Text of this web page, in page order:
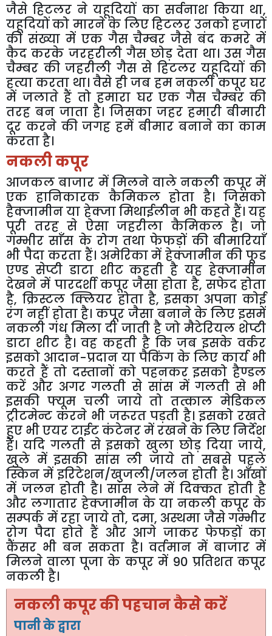
जैसे हिटलर ने यहूदियों का सर्वनाश किया था,
यहूदियोंको मारनेके लिएहिटलर उनकोहजारों
की संख्या में एक गैस चैम्बर जैसे बंद कमरे में
कैद करके जरहरीली गैस छोड़ देता था। उस गैस
चैम्बर की जहरीली गैस से हिटलर यहूदियों की
हत्याकरता था। वैसे हीजब हमनकलीकपूरघर
में जलाते हैं तो हमारा घर एक गैस चैम्बर की
तरह बन जाता है। जिसका जहर हमारी बीमारी
दूर करने की जगह हमें बीमार बनाने का काम
करताहै।
नकलीकपूर
आजकल बाजार में मिलने वाले नकली कपूर में
एक हानिकारक कैमिकल होता है। जिसको
हैक्जामीनया हेक्जामिथाईलीन भीकहते हैं। यह
पूरी तरह से ऐसा जहरीला कैमिकल है। जो
गम्भीर साँस के रोग तथा फेफड़ों की बीमारियाँ
भी पैदा करता हैं। अमेरिका में हेक्जामीन की फूड
एण्ड सेप्टी डाटा शीट कहती है यह हेक्जामीन
देखने में पारदर्शी कपूर जैसा होता है, सफेद होता
है, क्रिस्टल क्लियर होता है,इसका अपना कोई
रंग नहीं होता है। कपूर जैसा बनाने के लिए इसमें
नकली गंध मिला दी जाती है जो मैटेरियल शेप्टी
डाटा शीट है। वह कहती है कि जब इसके वर्कर
इसको आदान-प्रदान या पैकिंग के लिए कार्य भी
करते हैं तो दस्तानों को पहनकर इसको हैण्डल
करें और अगर गलती से सांस में गलती से भी
इसकी फ्यूम चली जाये तो तत्काल मेडिकल
ट्रीटमेन्ट करने भी जरूरत पड़ती है। इसको रखते
हुए भीएयरटाईटकंटेनरमेंरखनेकेलिएनिर्देश
हैं। यदि गलती से इसको खुला छोड़ दिया जाये,
खुले में इसकी सांस ली जाये तो सबसे पहले
स्किन में इरिटेशन/खुजली/जलन होती है। आँखों
में जलन होती है। सांस लेने में दिक्कत होती है
और लगातार हेक्जामीन के या नकली कपूर के
सम्पर्क मेंरहा जायेतो, दमा, अस्थमा जैसेगम्भीर
रोग पैदा होते हैं और आगे जाकर फेफड़ों का
कैंसर भी बन सकता है। वर्तमान में बाजार में
मिलने वाला पूजा के कपूर में90 प्रतिशत कपूर
नकलीहै।
नकलीकपूरकीपहचानकैसेकरें
पानीकेद्वारा